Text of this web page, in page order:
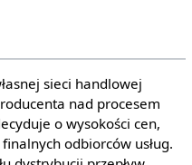
sieci handlowej
nad procesem
o wysokości cen,
odbiorców usług.